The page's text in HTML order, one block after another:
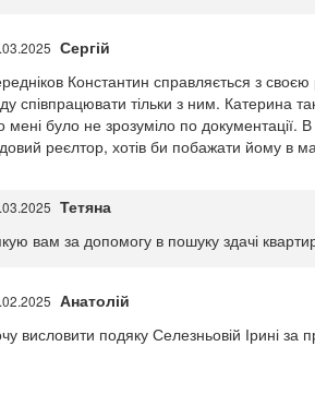
Сергій
Константин справляється з
співпрацювати тільки з ним. Катерина
було не зрозуміло по документації.
реєлтор, хотів би побажати йому в
Тетяна
вам за допомогу в пошуку здачі
Анатолій
висловити подяку Селезньовій Ірині